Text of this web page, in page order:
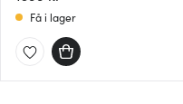
Få i lager